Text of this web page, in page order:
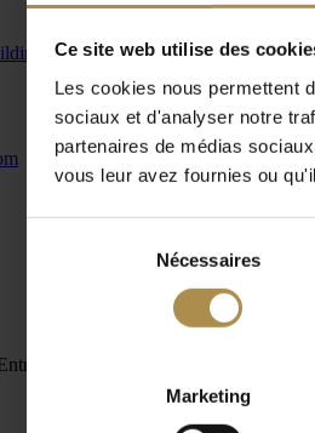
Ce site web utilise des
Les cookies nous permettent
sociaux et d'analyser notre
partenaires de médias
vous leur avez fournies ou
Nécessaires
Marketing
un terme de recherche :